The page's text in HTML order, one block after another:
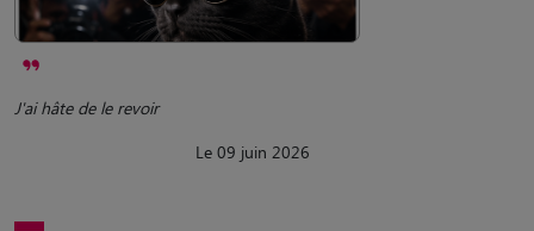
J'ai hâte de le revoir
Le 09 juin 2026